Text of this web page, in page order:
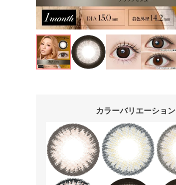
カラーバリエーション